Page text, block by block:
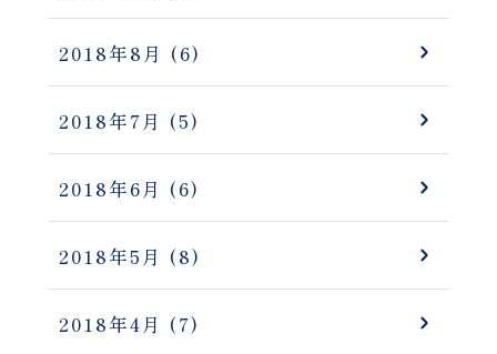
2018年8月 (6)
2018年7月 (5)
2018年6月 (6)
2018年5月 (8)
2018年4月 (7)